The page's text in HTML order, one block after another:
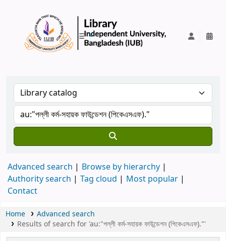
Advanced search
Browse by hierarchy
Authority search
Tag cloud
Most popular
Contact
Home
Advanced search
Results of search for 'au:"পল্লী কর্ম-সহায়ক ফাউন্ডেশন (পিকেএসএফ)."'